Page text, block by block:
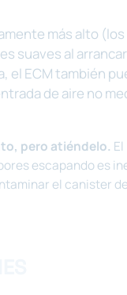
más alto
suaves al
el ECM también
de aire no
pero atiéndelo.
escapando es
el canister